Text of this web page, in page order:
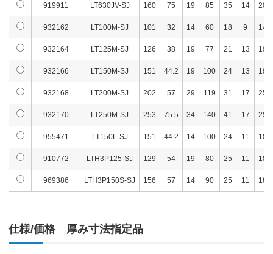
919911 LT630JV-SJ 160 75 19 85 35 14 20
932162 LT100M-SJ 101 32 14 60 18 9 14
932164 LT125M-SJ 126 38 19 77 21 13 19
932166 LT150M-SJ 151 44.2 19 100 24 13 19
932168 LT200M-SJ 202 57 29 119 31 17 25
932170 LT250M-SJ 253 75.5 34 140 41 17 25
955471 LT150L-SJ 151 44.2 14 100 24 11 18
910772 LTH3P125-SJ 129 54 19 80 25 11 18
969386 LTH3P150S-SJ 156 57 14 90 25 11 18
仕様/価格 厚み寸法指定品